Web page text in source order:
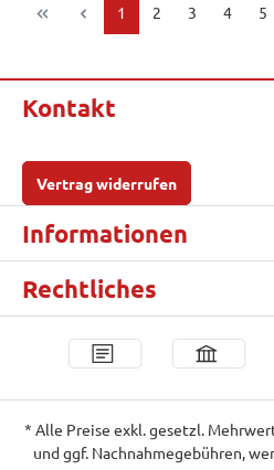
Seite
1 Seite
2 Seite
3 Seite
4 5
Kontakt
Vertrag widerrufen
Informationen
Rechtliches
* Alle Preise exkl. gesetzl.
und ggf. Nachnahmegebühren,